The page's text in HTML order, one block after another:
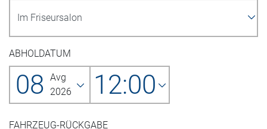
ABHOLDATUM
08 Avg
2026
12:00
FAHRZEUG-RÜCKGABE